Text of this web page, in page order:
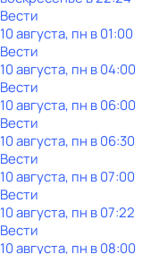
Вести
10 августа, пн в 01:00
Вести
10 августа, пн в 04:00
Вести
10 августа, пн в 06:00
Вести
10 августа, пн в 06:30
Вести
10 августа, пн в 07:00
Вести
10 августа, пн в 07:22
Вести
10 августа, пн в 08:00